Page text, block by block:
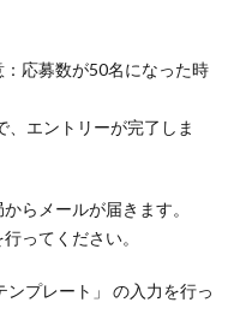
応募数が50名になった時
エントリーが完了しま
らメールが届きます。
ってください。
レート」 の入力を行っ